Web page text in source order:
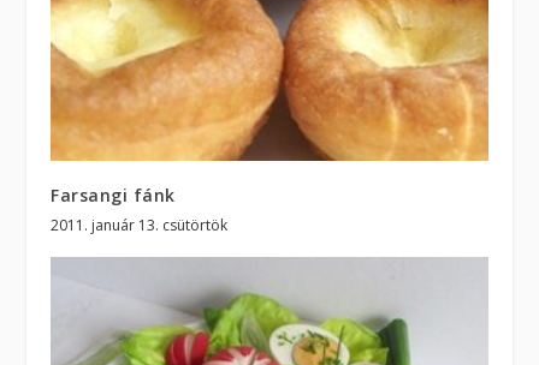
Farsangi fánk
2011. január 13. csütörtök